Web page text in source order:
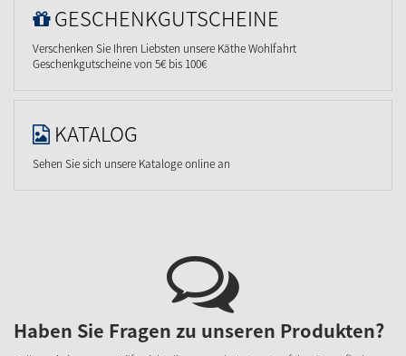
GESCHENKGUTSCHEINE
Verschenken Sie Ihren Liebsten unsere Käthe Wohlfahrt
Geschenkgutscheine von 5€ bis 100€
KATALOG
Sehen Sie sich unsere Kataloge online an
Haben Sie Fragen zu unseren Produkten?